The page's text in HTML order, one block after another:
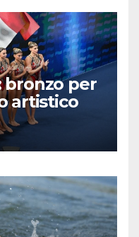
bronzo per
artistico